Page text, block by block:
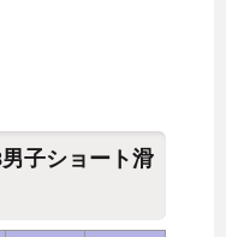
子ショート滑